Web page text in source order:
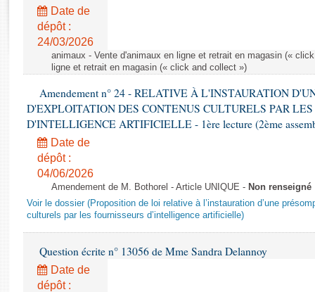
Rapports législatifs
Rapports sur l'application des lois
Baromètre de l’application des lois
Dossiers législatifs
Budget et sécurité sociale
Questions écrites et orales
Comptes rendus des débats
Date de
dépôt :
24/03/2026
animaux - Vente d'animaux en ligne et retrait en magasin («
ligne et retrait en magasin (« click and collect »)
Amendement n° 24 - RELATIVE À L'INSTAURATION
D'EXPLOITATION DES CONTENUS CULTURELS PAR LES
D'INTELLIGENCE ARTIFICIELLE - 1ère lecture (2ème
Date de
dépôt :
04/06/2026
Amendement de M. Bothorel - Article UNIQUE - Non renseigné
Voir le dossier (Proposition de loi relative à l’instauration d’une
culturels par les fournisseurs d’intelligence artificielle)
Question écrite n° 13056 de Mme Sandra Delannoy
Date de
dépôt :